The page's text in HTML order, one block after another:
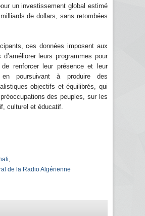
un investissement global estimé
de dollars, sans retombées
ces données imposent aux
leurs programmes pour
de renforcer leur présence et leur
poursuivant à produire des
objectifs et équilibrés, qui
des peuples, sur les
culturel et éducatif.
de la Radio Algérienne